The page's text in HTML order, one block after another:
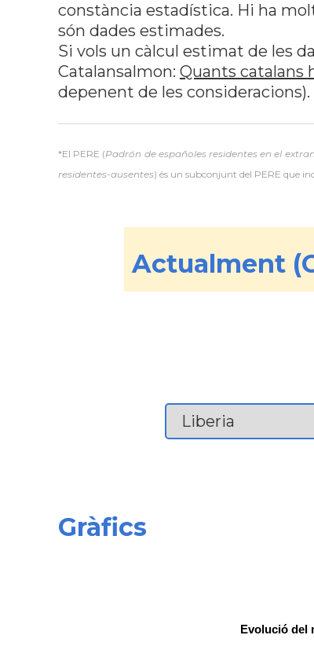
constància estadística. Hi ha
són dades estimades.
Si vols un càlcul estimat de les
Catalansalmon: Quants catalans
depenent de les consideracions).
*El PERE (Padrón de españoles residentes en el
residentes-ausentes) és un subconjunt del PERE que
Actualment
Gràfics
Evolució del